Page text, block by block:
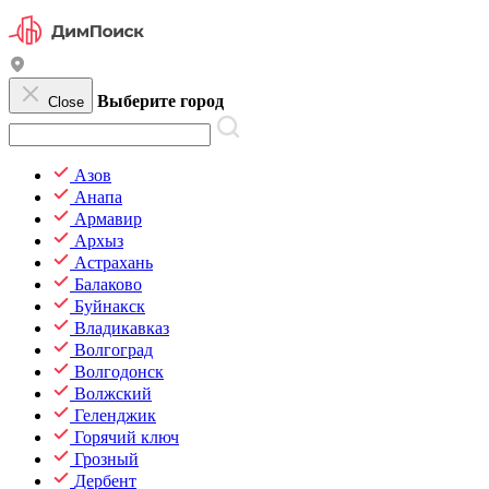
Close Выберите город
Азов
Анапа
Армавир
Архыз
Астрахань
Балаково
Буйнакск
Владикавказ
Волгоград
Волгодонск
Волжский
Геленджик
Горячий ключ
Грозный
Дербент